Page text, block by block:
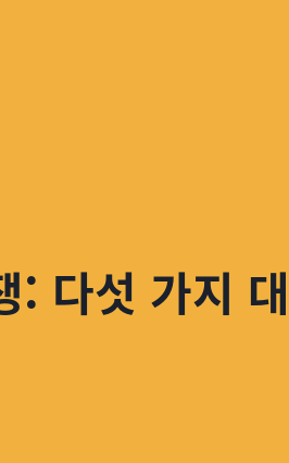
: 다섯 가지